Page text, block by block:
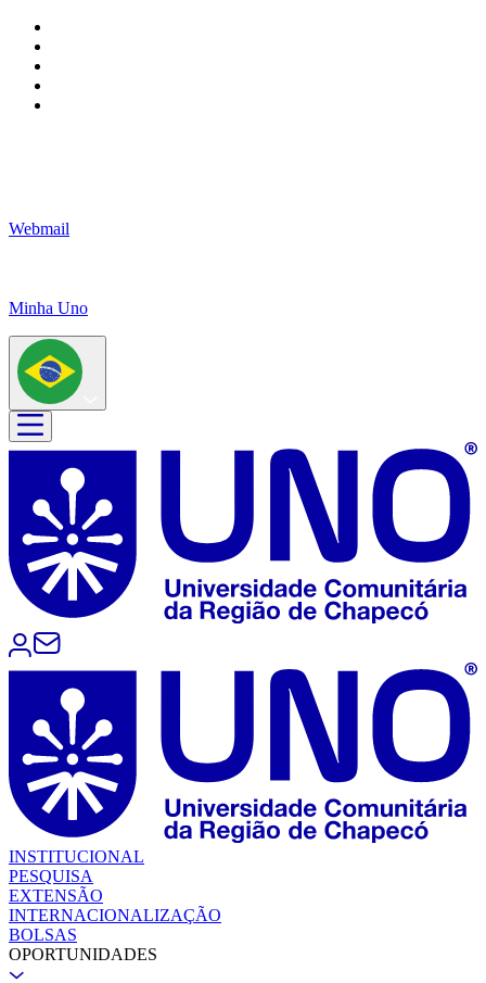
Webmail
Minha Uno
INSTITUCIONAL
PESQUISA
EXTENSÃO
INTERNACIONALIZAÇÃO
BOLSAS
OPORTUNIDADES